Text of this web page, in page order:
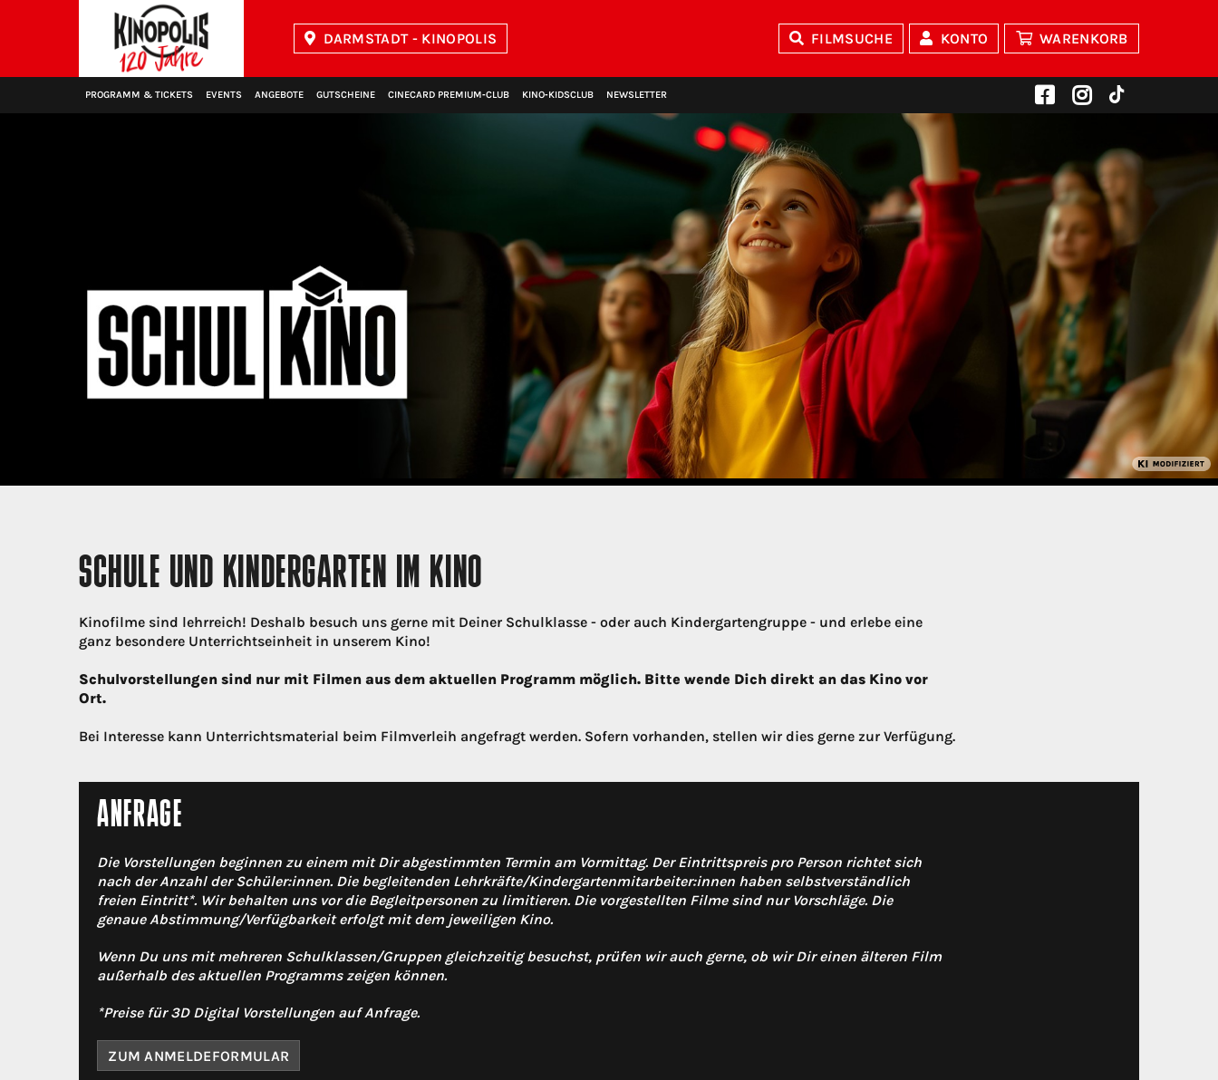
DARMSTADT - KINOPOLIS FILMSUCHE KONTO WARENKORB
PROGRAMM & TICKETS EVENTS ANGEBOTE GUTSCHEINE CINECARD PREMIUM‑CLUB KINO‑KIDSCLUB NEWSLETTER
SCHULE UND KINDERGARTEN IM KINO
Kinofilme sind lehrreich! Deshalb besuch uns gerne mit Deiner Schulklasse - oder auch Kindergartengruppe - und erlebe eine
ganz besondere Unterrichtseinheit in unserem Kino!
Schulvorstellungen sind nur mit Filmen aus dem aktuellen Programm möglich. Bitte wende Dich direkt an das Kino vor
Ort.
Bei Interesse kann Unterrichtsmaterial beim Filmverleih angefragt werden. Sofern vorhanden, stellen wir dies gerne zur Verfügung.
ANFRAGE
Die Vorstellungen beginnen zu einem mit Dir abgestimmten Termin am Vormittag. Der Eintrittspreis pro Person richtet sich
nach der Anzahl der Schüler:innen. Die begleitenden Lehrkräfte/Kindergartenmitarbeiter:innen haben selbstverständlich
freien Eintritt*. Wir behalten uns vor die Begleitpersonen zu limitieren. Die vorgestellten Filme sind nur Vorschläge. Die
genaue Abstimmung/Verfügbarkeit erfolgt mit dem jeweiligen Kino.
Wenn Du uns mit mehreren Schulklassen/Gruppen gleichzeitig besuchst, prüfen wir auch gerne, ob wir Dir einen älteren Film
außerhalb des aktuellen Programms zeigen können.
*Preise für 3D Digital Vorstellungen auf Anfrage.
ZUM ANMELDEFORMULAR